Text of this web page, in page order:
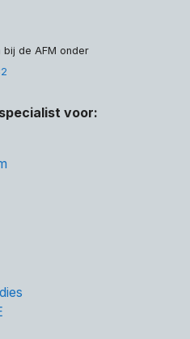
bij de AFM onder
voor: